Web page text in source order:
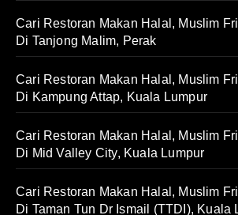
Cari Restoran Makan Halal, Muslim
Di Tanjong Malim, Perak
Cari Restoran Makan Halal, Muslim
Di Kampung Attap, Kuala Lumpur
Cari Restoran Makan Halal, Muslim
Di Mid Valley City, Kuala Lumpur
Cari Restoran Makan Halal, Muslim
Di Taman Tun Dr Ismail (TTDI), Kuala